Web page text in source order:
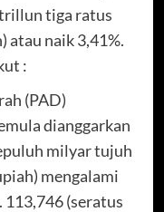
tiga ratus
atau naik 3,41%.
:
(PAD)
dianggarkan
milyar tujuh
mengalami
113,746 (seratus